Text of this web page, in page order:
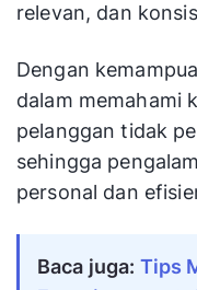
relevan, dan
Dengan
dalam memahami
pelanggan tidak
sehingga
personal dan
Baca juga: Tips